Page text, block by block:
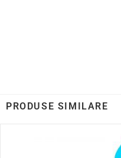
PRODUSE SIMILARE